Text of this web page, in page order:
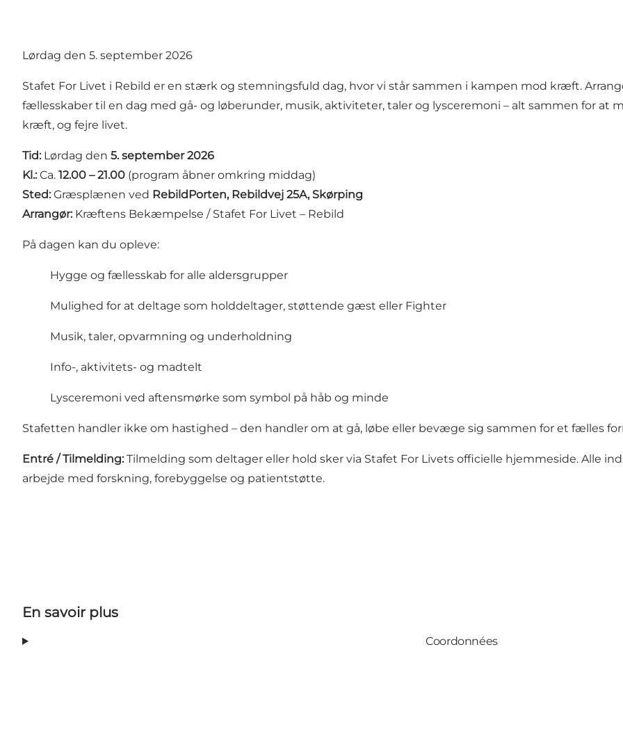
Lørdag den 5. september 2026
Stafet For Livet i Rebild er en stærk og stemningsfuld dag, hvor vi står sammen i kampen mod kræft.
fællesskaber til en dag med gå- og løberunder, musik, aktiviteter, taler og lysceremoni – alt sammen for at
kræft, og fejre livet.
Tid: Lørdag den 5. september 2026
Kl.: Ca. 12.00 – 21.00 (program åbner omkring middag)
Sted: Græsplænen ved RebildPorten, Rebildvej 25A, Skørping
Arrangør: Kræftens Bekæmpelse / Stafet For Livet – Rebild
På dagen kan du opleve:
Hygge og fællesskab for alle aldersgrupper
Mulighed for at deltage som holddeltager, støttende gæst eller Fighter
Musik, taler, opvarmning og underholdning
Info-, aktivitets- og madtelt
Lysceremoni ved aftensmørke som symbol på håb og minde
Stafetten handler ikke om hastighed – den handler om at gå, løbe eller bevæge sig sammen for et fælles
Entré / Tilmelding: Tilmelding som deltager eller hold sker via Stafet For Livets officielle hjemmeside. Alle
arbejde med forskning, forebyggelse og patientstøtte.
En savoir plus
Coordonnées